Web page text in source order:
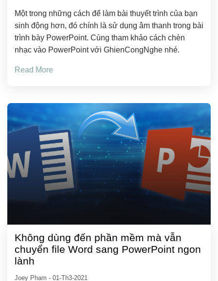
Một trong những cách để làm bài thuyết trình của bạn
sinh động hơn, đó chính là sử dụng âm thanh trong bài
trình bày PowerPoint. Cùng tham khảo cách chèn
nhạc vào PowerPoint với GhienCongNghe nhé.
Read More
Không dùng đến phần mềm mà vẫn
chuyển file Word sang PowerPoint ngon
lành
Joey Pham - 01-Th3-2021